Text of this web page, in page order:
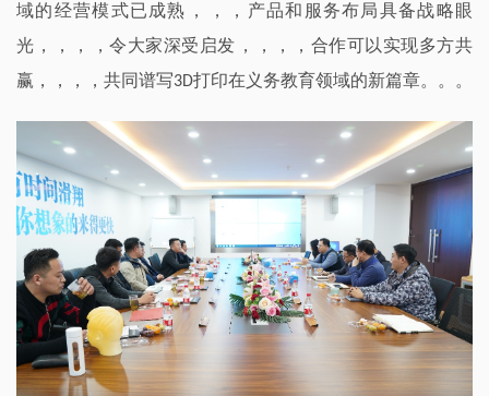
域的经营模式已成熟，，，产品和服务布局具备战略眼
光，，，，令大家深受启发，，，，合作可以实现多方共
赢，，，，共同谱写3D打印在义务教育领域的新篇章。。。